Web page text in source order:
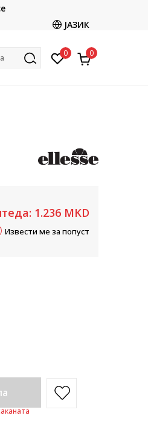
во продавницата
ЈАЗИК
0 0
1.236 MKD
Извести ме за попуст